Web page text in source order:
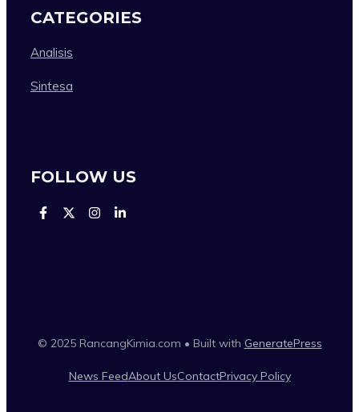
CATEGORIES
Analisis
Sintesa
FOLLOW US
© 2025 RancangKimia.com • Built with GeneratePress
News FeedAbout UsContactPrivacy Policy